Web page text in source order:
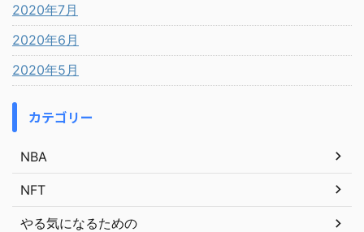
2020年7月
2020年6月
2020年5月
カテゴリー
NBA
NFT
やる気になるための